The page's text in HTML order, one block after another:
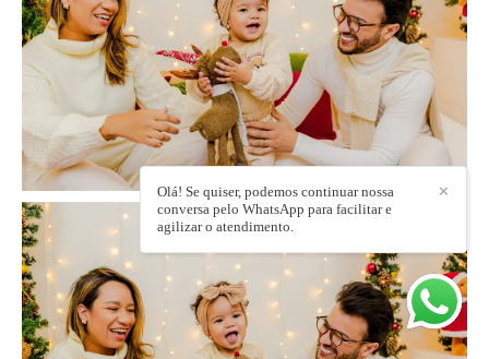
✕
Olá! Se quiser, podemos continuar nossa
conversa pelo WhatsApp para facilitar e
agilizar o atendimento.